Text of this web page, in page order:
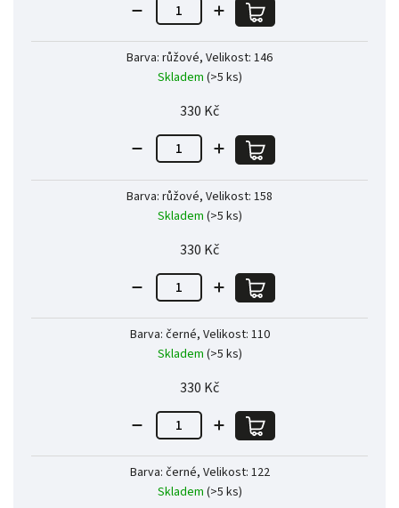
Barva: růžové, Velikost: 146
Skladem (>5 ks)
330 Kč
Barva: růžové, Velikost: 158
Skladem (>5 ks)
330 Kč
Barva: černé, Velikost: 110
Skladem (>5 ks)
330 Kč
Barva: černé, Velikost: 122
Skladem (>5 ks)